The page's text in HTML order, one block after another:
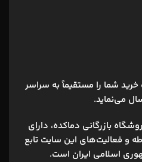
شما را مستقیماً به سراسر
می‌نماید.
بازرگانی دماکده، داراي
و فعاليت‌هاي اين سايت تابع
اسلامي ايران است.